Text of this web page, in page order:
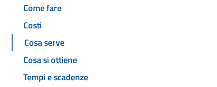
Come fare
Costi
Cosa serve
Cosa si ottiene
Tempi e scadenze